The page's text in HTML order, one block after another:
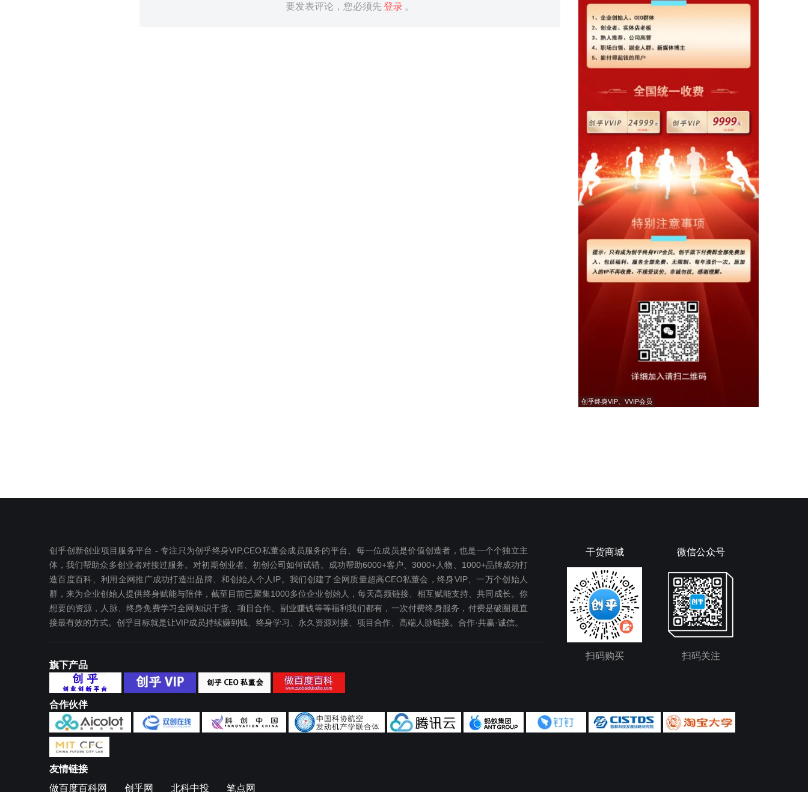
要发表评论，您必须先登录 。
创乎终身VIP、VVIP会员
创乎创新创业项目服务平台 - 专注只为创乎终身VIP,CEO私董会成员服务的平台、每一位成员是价值创造者，也是一个个独立主
体，我们帮助众多创业者对接过服务。对初期创业者、初创公司如何试错。成功帮助6000+客户、3000+人物、1000+品牌成功打
造百度百科、利用全网推广成功打造出品牌、和创始人个人IP。我们创建了全网质量超高CEO私董会，终身VIP、一万个创始人
群，来为企业创始人提供终身赋能与陪伴，截至目前已聚集1000多位企业创始人，每天高频链接、相互赋能支持、共同成长。你
想要‬的资源，人脉、终身免费学习全网知识干货、项目合作、副业赚钱等等福利我们都‬有，一次付费终‬身服务，付费是破圈最‬直
接最有效‬的方式。创乎目标就是让VIP成员持续赚到钱、终身学习、永久资源对接、项目合作、高端人脉链接。合作·共赢·诚信。
旗下产品
干货商城
扫码购买
微信公众号
扫码关注
合作伙伴
友情链接
做百度百科网
创乎网 北科中投 笔点网